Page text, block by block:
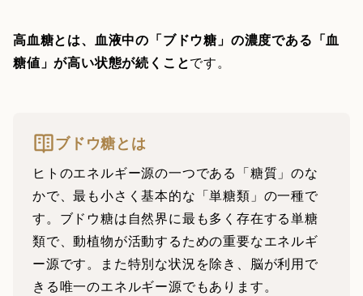
高血糖とは、血液中の「ブドウ糖」の濃度である「血
糖値」が高い状態が続くことです。
ブドウ糖とは
ヒトのエネルギー源の一つである「糖質」のな
かで、最も小さく基本的な「単糖類」の一種で
す。ブドウ糖は自然界に最も多く存在する単糖
類で、動植物が活動するための重要なエネルギ
ー源です。また特別な状況を除き、脳が利用で
きる唯一のエネルギー源でもあります。